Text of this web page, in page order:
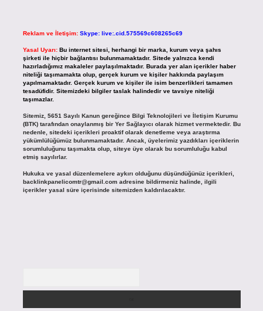
Reklam ve İletişim: Skype: live:.cid.575569c608265c69
Yasal Uyarı: Bu internet sitesi, herhangi bir marka, kurum veya şahıs
şirketi ile hiçbir bağlantısı bulunmamaktadır. Sitede yalnızca kendi
hazırladığımız makaleler paylaşılmaktadır. Burada yer alan içerikler haber
niteliği taşımamakta olup, gerçek kurum ve kişiler hakkında paylaşım
yapılmamaktadır. Gerçek kurum ve kişiler ile isim benzerlikleri tamamen
tesadüfidir. Sitemizdeki bilgiler taslak halindedir ve tavsiye niteliği
taşımazlar.
Sitemiz, 5651 Sayılı Kanun gereğince Bilgi Teknolojileri ve İletişim Kurumu
(BTK) tarafından onaylanmış bir Yer Sağlayıcı olarak hizmet vermektedir. Bu
nedenle, sitedeki içerikleri proaktif olarak denetleme veya araştırma
yükümlülüğümüz bulunmamaktadır. Ancak, üyelerimiz yazdıkları içeriklerin
sorumluluğunu taşımakta olup, siteye üye olarak bu sorumluluğu kabul
etmiş sayılırlar.
Hukuka ve yasal düzenlemelere aykırı olduğunu düşündüğünüz içerikleri,
backlinkpanelicomtr@gmail.comadresine bildirmeniz halinde, ilgili
içerikler yasal süre içerisinde sitemizden kaldırılacaktır.